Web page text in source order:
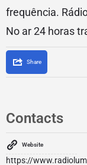
frequência.
No ar 24 horas
Share
Contacts
Website
https://